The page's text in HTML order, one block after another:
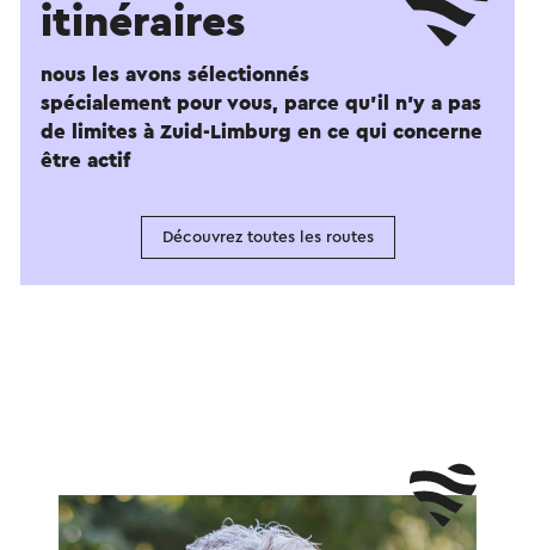
itinéraires
nous les avons sélectionnés
spécialement pour vous, parce qu'il n'y a pas
de limites à Zuid-Limburg en ce qui concerne
être actif
Découvrez toutes les routes